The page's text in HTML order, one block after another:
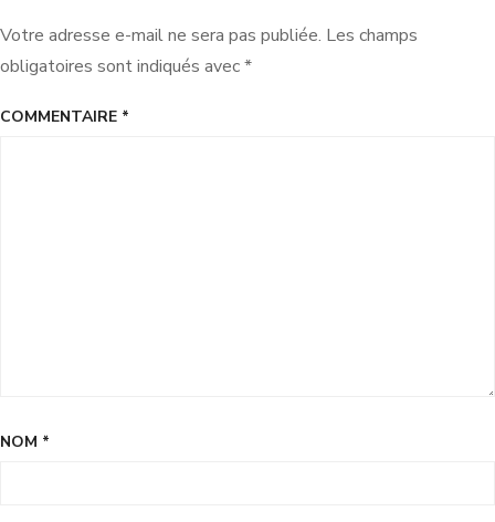
Votre adresse e-mail ne sera pas publiée. Les champs
obligatoires sont indiqués avec*
COMMENTAIRE *
NOM *